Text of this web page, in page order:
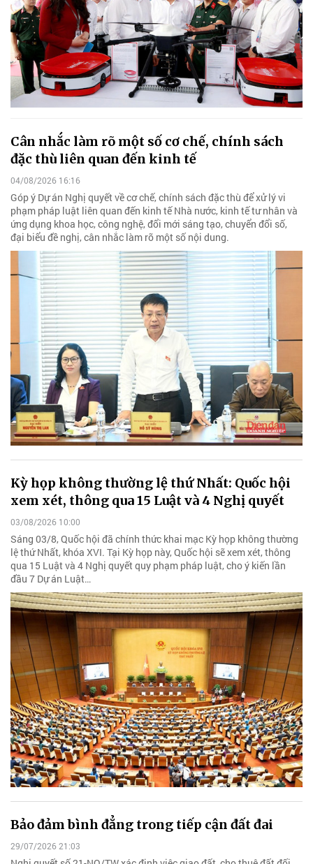
Cân nhắc làm rõ một số cơ chế, chính sách
đặc thù liên quan đến kinh tế
04/08/2026 16:16
Góp ý Dự án Nghị quyết về cơ chế, chính sách đặc thù để xử lý vi
phạm pháp luật liên quan đến kinh tế Nhà nước, kinh tế tư nhân và
ứng dụng khoa học, công nghệ, đổi mới sáng tạo, chuyển đổi số,
đại biểu đề nghị, cân nhắc làm rõ một số nội dung.
Kỳ họp không thường lệ thứ Nhất: Quốc hội
xem xét, thông qua 15 Luật và 4 Nghị quyết
03/08/2026 10:00
Sáng 03/8, Quốc hội đã chính thức khai mạc Kỳ họp không thường
lệ thứ Nhất, khóa XVI. Tại Kỳ họp này, Quốc hội sẽ xem xét, thông
qua 15 Luật và 4 Nghị quyết quy phạm pháp luật, cho ý kiến lần
đầu 7 Dự án Luật…
Bảo đảm bình đẳng trong tiếp cận đất đai
29/07/2026 21:03